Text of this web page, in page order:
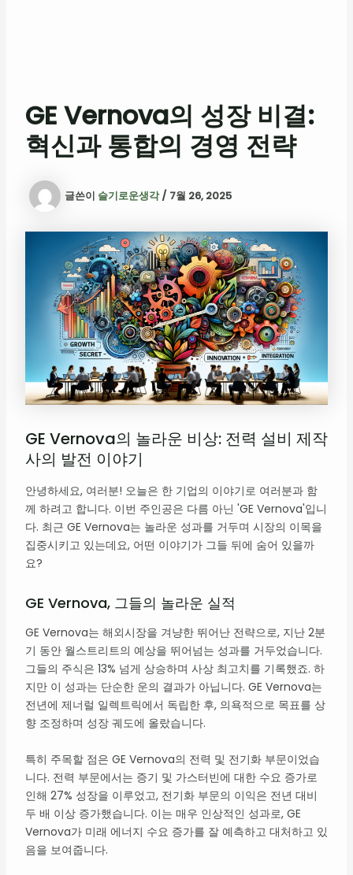
GE Vernova의 성장 비결:
혁신과 통합의 경영 전략
글쓴이 슬기로운생각/ 7월 26, 2025
GE Vernova의 놀라운 비상: 전력 설비 제작
사의 발전 이야기
안녕하세요, 여러분! 오늘은 한 기업의 이야기로 여러분과 함
께 하려고 합니다. 이번 주인공은 다름 아닌 'GE Vernova'입니
다. 최근 GE Vernova는 놀라운 성과를 거두며 시장의 이목을
집중시키고 있는데요, 어떤 이야기가 그들 뒤에 숨어 있을까
요?
GE Vernova, 그들의 놀라운 실적
GE Vernova는 해외시장을 겨냥한 뛰어난 전략으로, 지난 2분
기 동안 월스트리트의 예상을 뛰어넘는 성과를 거두었습니다.
그들의 주식은 13% 넘게 상승하며 사상 최고치를 기록했죠. 하
지만 이 성과는 단순한 운의 결과가 아닙니다. GE Vernova는
전년에 제너럴 일렉트릭에서 독립한 후, 의욕적으로 목표를 상
향 조정하며 성장 궤도에 올랐습니다.
특히 주목할 점은 GE Vernova의 전력 및 전기화 부문이었습
니다. 전력 부문에서는 증기 및 가스터빈에 대한 수요 증가로
인해 27% 성장을 이루었고, 전기화 부문의 이익은 전년 대비
두 배 이상 증가했습니다. 이는 매우 인상적인 성과로, GE
Vernova가 미래 에너지 수요 증가를 잘 예측하고 대처하고 있
음을 보여줍니다.